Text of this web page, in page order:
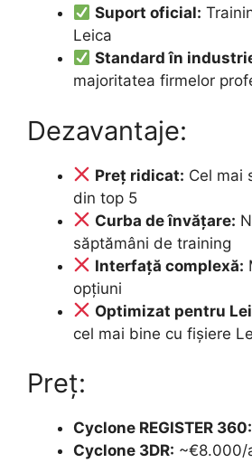
Suport oficial:
Leica
Standard în
majoritatea firmelor
Dezavantaje:
Preț ridicat: Cel mai
din top 5
Curba de învățare:
săptămâni de training
Interfață complexă:
opțiuni
Optimizat pentru
cel mai bine cu fișiere
Preț:
Cyclone REGISTER 360:
Cyclone 3DR: ~€8.000/